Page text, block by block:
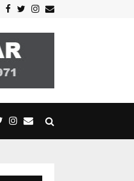
Facebook
TwitterInstagram
Email